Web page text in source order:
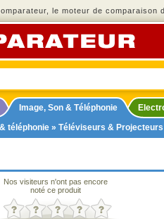
le moteur de comparaison
Image, Son & Téléphonie
téléphonie » Téléviseurs & Projecteurs
Nos visiteurs n'ont pas encore
noté ce produit